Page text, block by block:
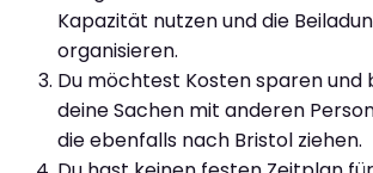
Kapazität nutzen und die
organisieren.
Du möchtest Kosten sparen und
deine Sachen mit anderen
die ebenfalls nach Bristol ziehen.